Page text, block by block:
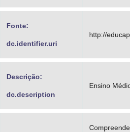
Fonte:
dc.identifier.uri
http://
Descrição:
dc.description
Ensino